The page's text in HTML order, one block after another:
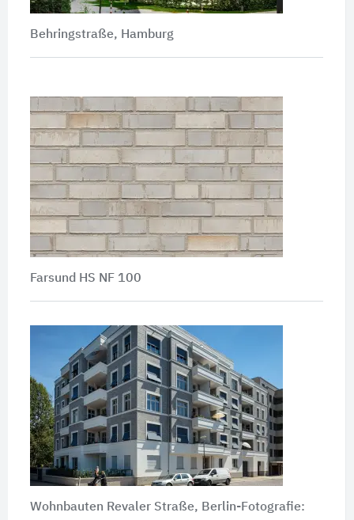
Behringstraße, Hamburg
Farsund HS NF 100
Wohnbauten Revaler Straße, Berlin-Fotografie: